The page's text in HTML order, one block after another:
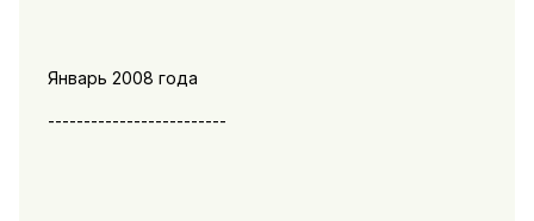
Январь 2008 года
-------------------------